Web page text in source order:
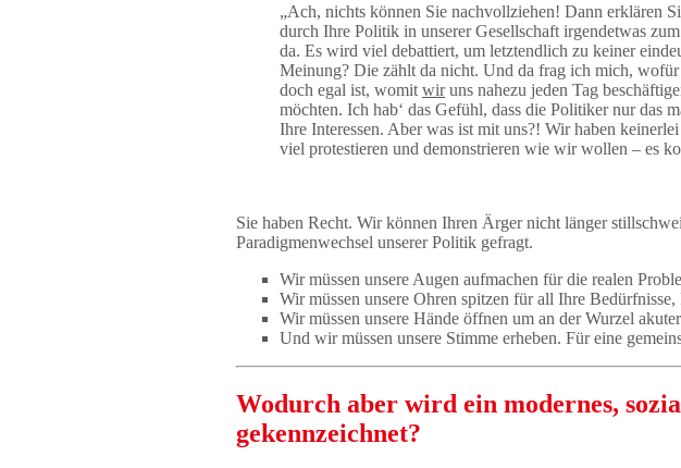
„Ach, nichts können Sie nachvollziehen! Dann erklären
durch Ihre Politik in unserer Gesellschaft irgendetwas
da. Es wird viel debattiert, um letztendlich zu keiner
Meinung? Die zählt da nicht. Und da frag ich mich,
doch egal ist, womit wiruns nahezu jeden Tag
möchten. Ich hab‘ das Gefühl, dass die Politiker nur das
Ihre Interessen. Aber was ist mit uns?! Wir haben
viel protestieren und demonstrieren wie wir wollen – es
Sie haben Recht. Wir können Ihren Ärger nicht länger
Paradigmenwechsel unserer Politik gefragt.
Wir müssen unsere Augen aufmachen für die realen
Wir müssen unsere Ohren spitzen für all Ihre Bedürfnisse,
Wir müssen unsere Hände öffnen um an der Wurzel
Und wir müssen unsere Stimme erheben. Für eine
Wodurch aber wird ein modernes,
gekennzeichnet?